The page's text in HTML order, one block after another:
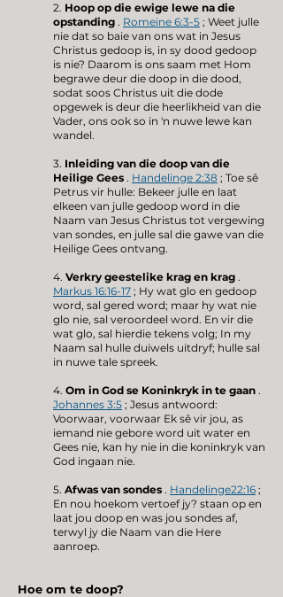
2. Hoop op die ewige lewe na die
opstanding . Romeine 6:3-5 ; Weet julle
nie dat so baie van ons wat in Jesus
Christus gedoop is, in sy dood gedoop
is nie? Daarom is ons saam met Hom
begrawe deur die doop in die dood,
sodat soos Christus uit die dode
opgewek is deur die heerlikheid van die
Vader, ons ook so in 'n nuwe lewe kan
wandel.
3. Inleiding van die doop van die
Heilige Gees . Handelinge 2:38 ; Toe sê
Petrus vir hulle: Bekeer julle en laat
elkeen van julle gedoop word in die
Naam van Jesus Christus tot vergewing
van sondes, en julle sal die gawe van die
Heilige Gees ontvang.
4. Verkry geestelike krag en krag .
Markus 16:16-17 ; Hy wat glo en gedoop
word, sal gered word; maar hy wat nie
glo nie, sal veroordeel word. En vir die
wat glo, sal hierdie tekens volg; In my
Naam sal hulle duiwels uitdryf; hulle sal
in nuwe tale spreek.
4. Om in God se Koninkryk in te gaan .
Johannes 3:5 ; Jesus antwoord:
Voorwaar, voorwaar Ek sê vir jou, as
iemand nie gebore word uit water en
Gees nie, kan hy nie in die koninkryk van
God ingaan nie.
5. Afwas van sondes . Handelinge22:16 ;
En nou hoekom vertoef jy? staan op en
laat jou doop en was jou sondes af,
terwyl jy die Naam van die Here
aanroep.
Hoe om te doop?